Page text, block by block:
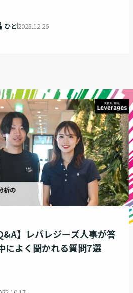
ひと 2025.12.26
】レバレジーズ人事が答
によく聞かれる質問7選